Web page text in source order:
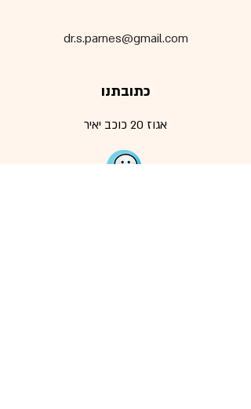
dr.s.parnes@gmail.com
כתובתנו
אגוז 20 כוכב יאיר